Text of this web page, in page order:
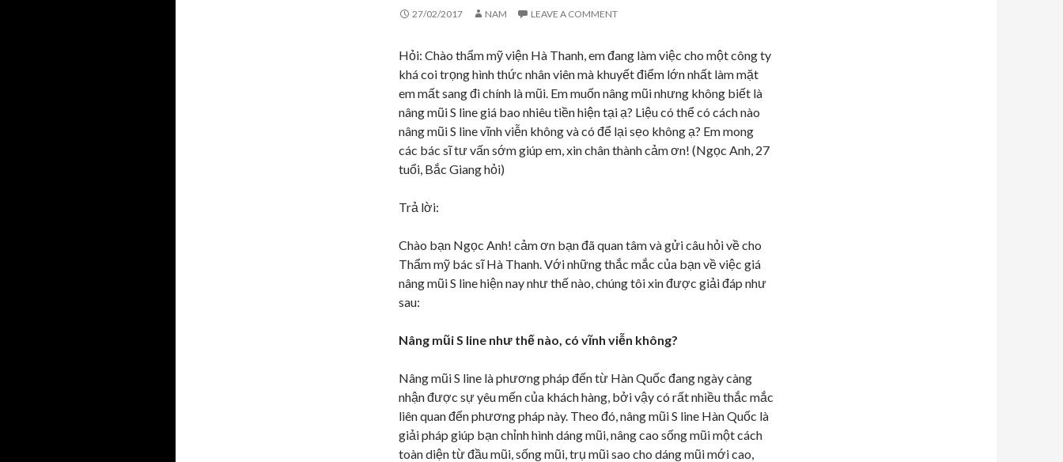
27/02/2017 NAM LEAVE A COMMENT
Hỏi: Chào thẩm mỹ viện Hà Thanh, em đang làm việc cho một công ty
khá coi trọng hình thức nhân viên mà khuyết điểm lớn nhất làm mặt
em mất sang đi chính là mũi. Em muốn nâng mũi nhưng không biết là
nâng mũi S line giá bao nhiêu tiền hiện tại ạ? Liệu có thể có cách nào
nâng mũi S line vĩnh viễn không và có để lại sẹo không ạ? Em mong
các bác sĩ tư vấn sớm giúp em, xin chân thành cảm ơn! (Ngọc Anh, 27
tuổi, Bắc Giang hỏi)
Trả lời:
Chào bạn Ngọc Anh! cảm ơn bạn đã quan tâm và gửi câu hỏi về cho
Thẩm mỹ bác sĩ Hà Thanh. Với những thắc mắc của bạn về việc giá
nâng mũi S line hiện nay như thế nào, chúng tôi xin được giải đáp như
sau:
Nâng mũi S line như thế nào, có vĩnh viễn không?
Nâng mũi S line là phương pháp đến từ Hàn Quốc đang ngày càng
nhận được sự yêu mến của khách hàng, bởi vậy có rất nhiều thắc mắc
liên quan đến phương pháp này. Theo đó, nâng mũi S line Hàn Quốc là
giải pháp giúp bạn chỉnh hình dáng mũi, nâng cao sống mũi một cách
toàn diện từ đầu mũi, sống mũi, trụ mũi sao cho dáng mũi mới cao,